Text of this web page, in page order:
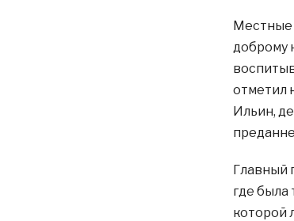
Местные
доброму
отметил
Ильин,
Главный
где была
которой